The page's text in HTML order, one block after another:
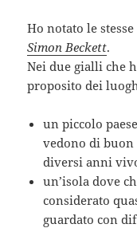
Ho notato le
Simon Beckett.
Nei due gialli che
proposito dei
un piccolo
vedono di buon
diversi anni
un’isola dove
considerato
guardato con